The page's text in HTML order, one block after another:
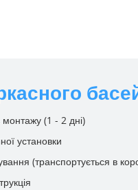
монтажу (1 - 2 дні)
установки
(транспортується в